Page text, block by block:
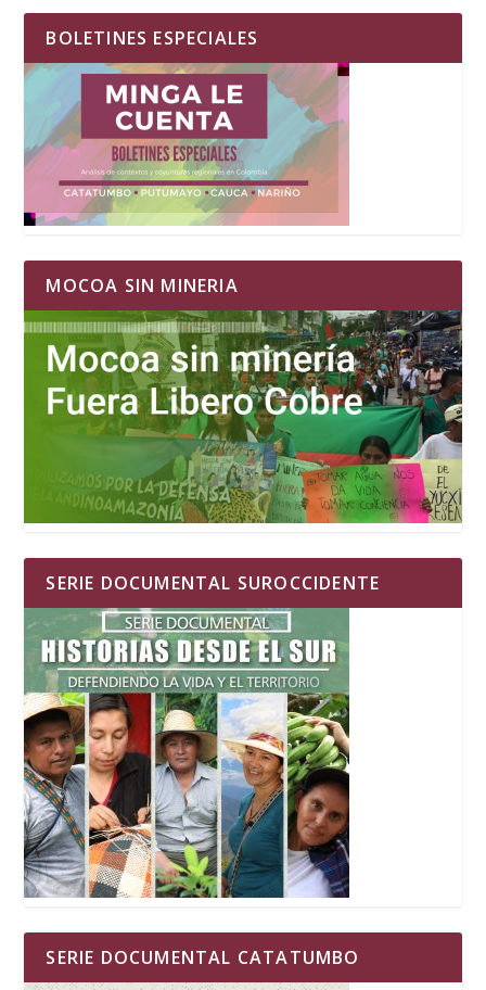
BOLETINES ESPECIALES
MOCOA SIN MINERIA
SERIE DOCUMENTAL SUROCCIDENTE
SERIE DOCUMENTAL CATATUMBO